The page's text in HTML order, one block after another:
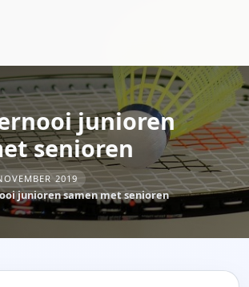
junioren
senioren
2019
junioren samen met senioren